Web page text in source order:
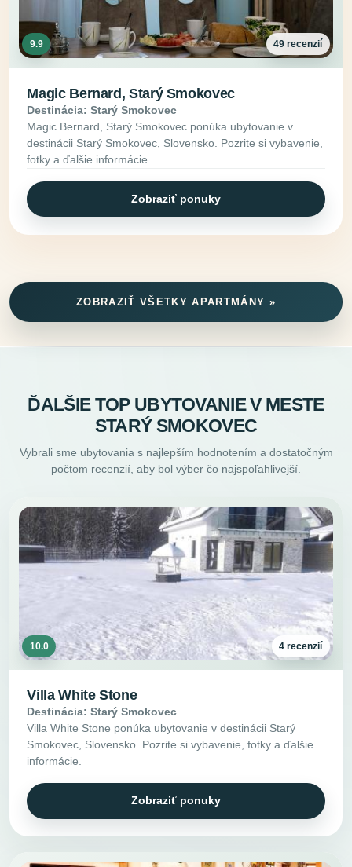
9.9 49 recenzií
Magic Bernard, Starý Smokovec
Destinácia: Starý Smokovec
Magic Bernard, Starý Smokovec ponúka ubytovanie v
destinácii Starý Smokovec, Slovensko. Pozrite si vybavenie,
fotky a ďalšie informácie.
Zobraziť ponuky
ZOBRAZIŤ VŠETKY APARTMÁNY »
ĎALŠIE TOP UBYTOVANIE V MESTE
STARÝ SMOKOVEC
Vybrali sme ubytovania s najlepším hodnotením a dostatočným
počtom recenzií, aby bol výber čo najspoľahlivejší.
10.0 4 recenzií
Villa White Stone
Destinácia: Starý Smokovec
Villa White Stone ponúka ubytovanie v destinácii Starý
Smokovec, Slovensko. Pozrite si vybavenie, fotky a ďalšie
informácie.
Zobraziť ponuky